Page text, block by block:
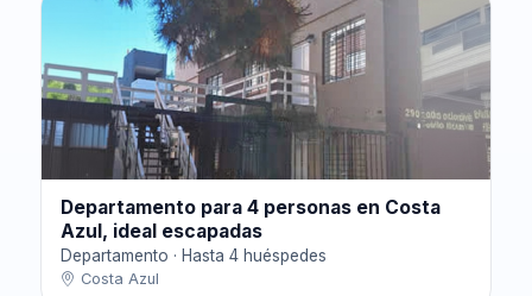
Departamento para 4 personas en Costa
Azul, ideal escapadas
Departamento · Hasta 4 huéspedes
Costa Azul